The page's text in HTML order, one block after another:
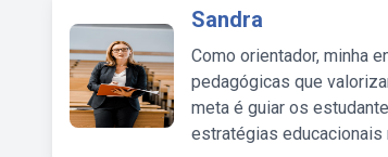
Sandra
Como orientador, minha
pedagógicas que
meta é guiar os
estratégias educacionais